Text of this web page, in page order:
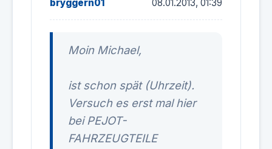
bryggern01 08.01.2013, 01:39
Moin Michael,
ist schon spät (Uhrzeit).
Versuch es erst mal hier
bei PEJOT-
FAHRZEUGTEILE